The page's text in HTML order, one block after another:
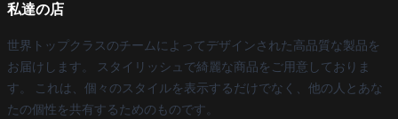
私達の店
世界トップクラスのチームによってデザインされた高品質な製品を
お届けします。 スタイリッシュで綺麗な商品をご用意しておりま
す。 これは、個々のスタイルを表示するだけでなく、他の人とあな
たの個性を共有するためのものです。